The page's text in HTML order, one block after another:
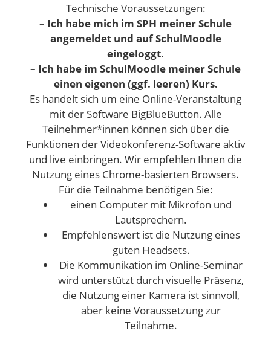
Technische Voraussetzungen:
– Ich habe mich im SPH meiner Schule
angemeldet und auf SchulMoodle
eingeloggt.
– Ich habe im SchulMoodle meiner Schule
einen eigenen (ggf. leeren) Kurs.
Es handelt sich um eine Online-Veranstaltung
mit der Software BigBlueButton. Alle
Teilnehmer*innen können sich über die
Funktionen der Videokonferenz-Software aktiv
und live einbringen. Wir empfehlen Ihnen die
Nutzung eines Chrome-basierten Browsers.
Für die Teilnahme benötigen Sie:
einen Computer mit Mikrofon und
Lautsprechern.
Empfehlenswert ist die Nutzung eines
guten Headsets.
Die Kommunikation im Online-Seminar
wird unterstützt durch visuelle Präsenz,
die Nutzung einer Kamera ist sinnvoll,
aber keine Voraussetzung zur
Teilnahme.